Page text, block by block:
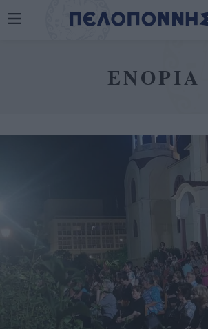
ΕΝΟΡΙΑ